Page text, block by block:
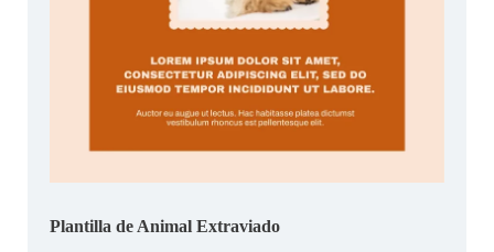
Plantilla de Animal Extraviado